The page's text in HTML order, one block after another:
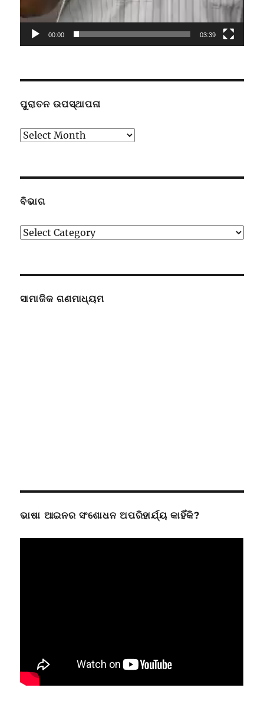
00:00 03:39
ପୁରାତନ ଉପସ୍ଥାପନା
ପୁରାତନ
ବିଭାଗ
ବିଭାଗ
ସାମାଜିକ ଗଣମାଧ୍ୟମ
ଭାଷା ଆଇନର ସଂଶୋଧନ ଅପରିହାର୍ଯ୍ୟ କାହିଁକି?